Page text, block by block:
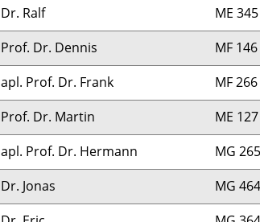
Dr. Ralf ME 345
Prof. Dr. Dennis MF 146
apl. Prof. Dr. Frank MF 266
Prof. Dr. Martin ME 127
apl. Prof. Dr. Hermann MG 265
Dr. Jonas MG 464